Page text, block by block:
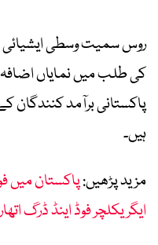
روس سمیت وسطی ایشیائی
کی طلب میں نمایاں
پاکستانی برآمد کنندگان
ہیں۔
مزید پڑھیں:پاکستان میں
ایگریکلچر فوڈ اینڈ ڈرگ